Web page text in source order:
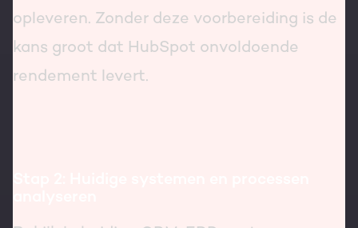
opleveren. Zonder deze voorbereiding is de
kans groot dat HubSpot onvoldoende
rendement levert.